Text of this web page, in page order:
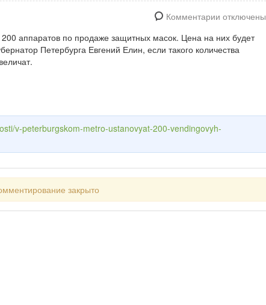
Комментарии отключены
200 аппаратов по продаже защитных масок. Цена на них будет
Петербурга Евгений Елин, если такого количества
v-peterburgskom-metro-ustanovyat-200-vendingovyh-
закрыто